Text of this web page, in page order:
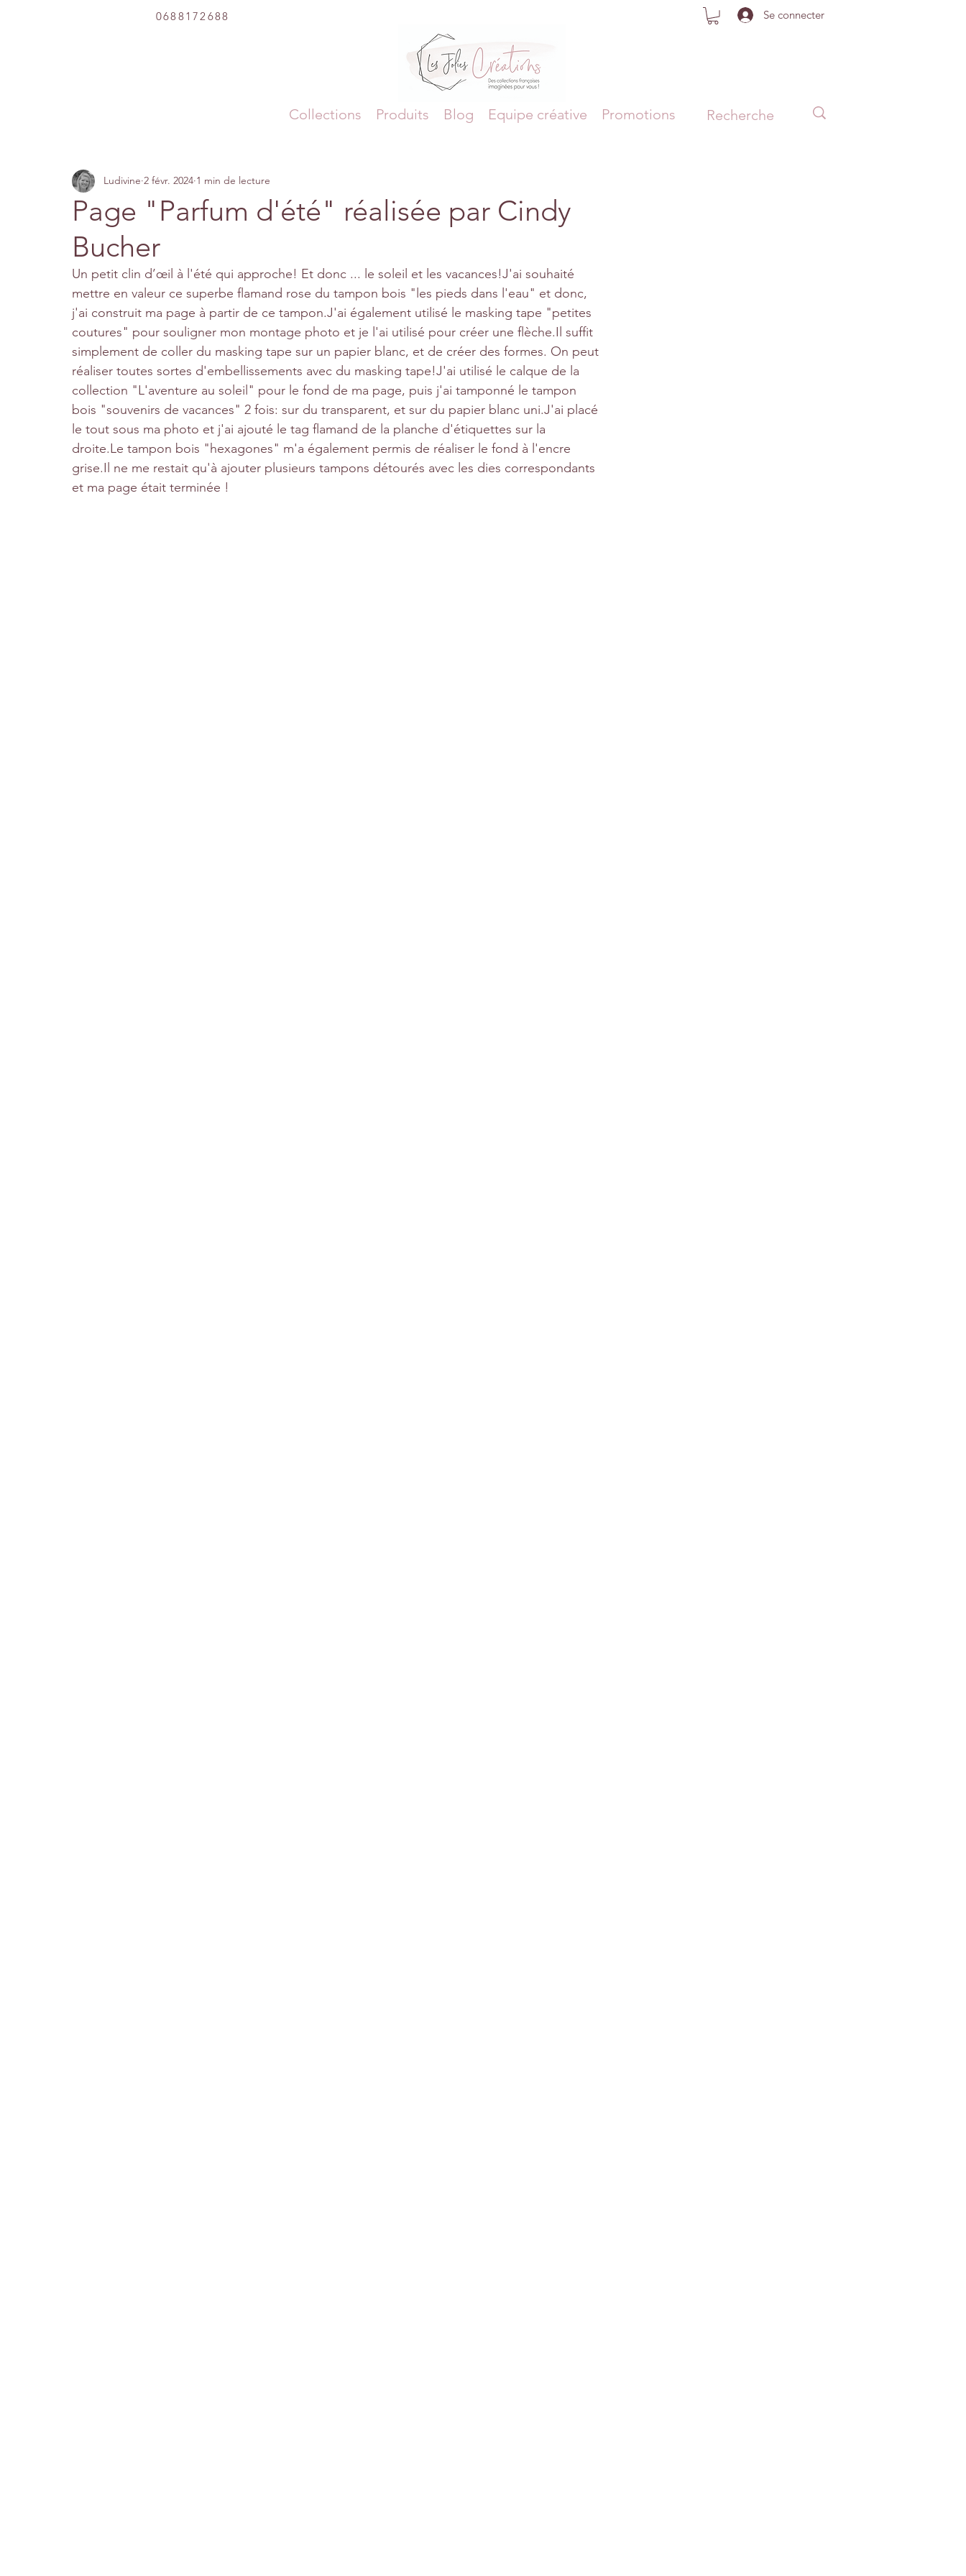
0688172688 Se connecter
Collections Produits Blog Equipe créative Promotions
Page "Parfum d'été" réalisée par Cindy
Bucher
Ludivine 2 févr. 2024 1 min de lecture
Un petit clin d’œil à l'été qui approche! Et donc ... le soleil et les vacances!J'ai souhaité
mettre en valeur ce superbe flamand rose du tampon bois "les pieds dans l'eau" et donc,
j'ai construit ma page à partir de ce tampon.J'ai également utilisé le masking tape "petites
coutures" pour souligner mon montage photo et je l'ai utilisé pour créer une flèche.Il suffit
simplement de coller du masking tape sur un papier blanc, et de créer des formes. On peut
réaliser toutes sortes d'embellissements avec du masking tape!J'ai utilisé le calque de la
collection "L'aventure au soleil" pour le fond de ma page, puis j'ai tamponné le tampon
bois "souvenirs de vacances" 2 fois: sur du transparent, et sur du papier blanc uni.J'ai placé
le tout sous ma photo et j'ai ajouté le tag flamand de la planche d'étiquettes sur la
droite.Le tampon bois "hexagones" m'a également permis de réaliser le fond à l'encre
grise.Il ne me restait qu'à ajouter plusieurs tampons détourés avec les dies correspondants
et ma page était terminée !